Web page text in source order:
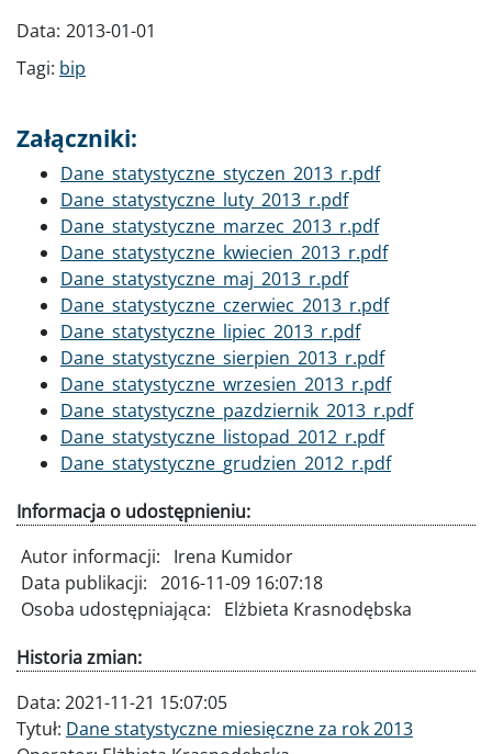
Data: 2013-01-01
Tagi: bip
Załączniki:
Dokument
Dane_statystyczne_styczen_2013_r.pdf
Dokument
Dane_statystyczne_luty_2013_r.pdf
Dokument
Dane_statystyczne_marzec_2013_r.pdf
Dokument
Dane_statystyczne_kwiecien_2013_r.pdf
Dokument
Dane_statystyczne_maj_2013_r.pdf
Dokument
Dane_statystyczne_czerwiec_2013_r.pdf
Dokument
Dane_statystyczne_lipiec_2013_r.pdf
Dokument
Dane_statystyczne_sierpien_2013_r.pdf
Dokument
Dane_statystyczne_wrzesien_2013_r.pdf
Dokument
Dane_statystyczne_pazdziernik_2013_r.pdf
Dokument
Dane_statystyczne_listopad_2012_r.pdf
Dokument
Dane_statystyczne_grudzien_2012_r.pdf
Informacja o udostępnieniu:
Autor informacji:
Irena Kumidor
Data publikacji: 2016-11-09 16:07:18
Osoba udostępniająca:
Elżbieta Krasnodębska
Historia zmian:
Data: 2021-11-21 15:07:05
Tytuł: Dane statystyczne miesięczne za rok 2013